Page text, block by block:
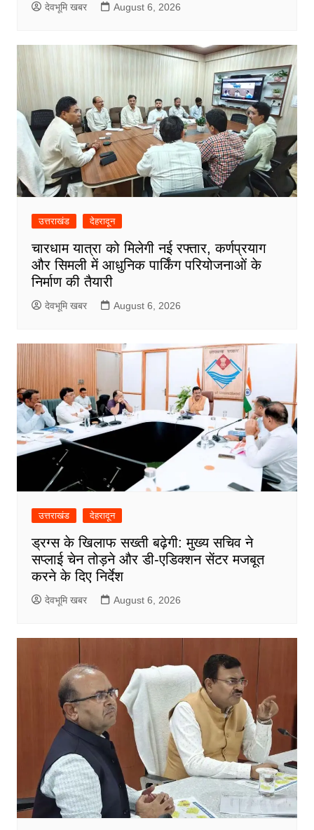
देवभूमि खबर August 6, 2026
उत्तराखंड देहरादून
चारधाम यात्रा को मिलेगी नई रफ्तार, कर्णप्रयाग
और सिमली में आधुनिक पार्किंग परियोजनाओं के
निर्माण की तैयारी
देवभूमि खबर August 6, 2026
उत्तराखंड देहरादून
ड्रग्स के खिलाफ सख्ती बढ़ेगी: मुख्य सचिव ने
सप्लाई चेन तोड़ने और डी-एडिक्शन सेंटर मजबूत
करने के दिए निर्देश
देवभूमि खबर August 6, 2026